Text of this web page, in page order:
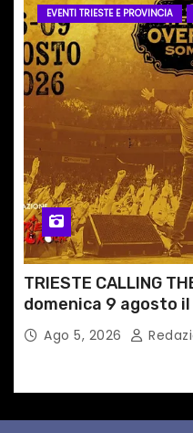
EVENTI TRIESTE E PROVINCIA
TRIESTE CALLING
domenica 9 agosto
dedicato a
Ago 5, 2026